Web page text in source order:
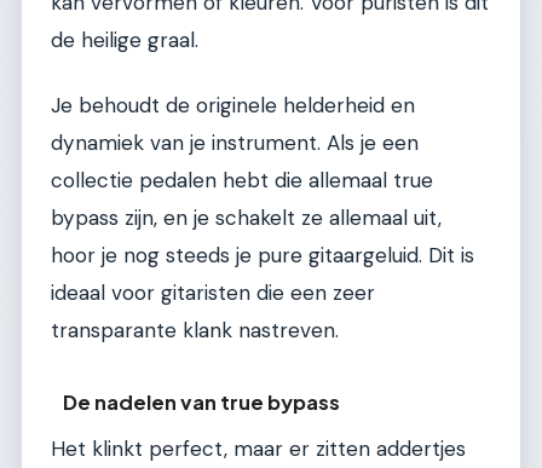
de heilige graal.
Je behoudt de originele helderheid en
dynamiek van je instrument. Als je een
collectie pedalen hebt die allemaal true
bypass zijn, en je schakelt ze allemaal uit,
hoor je nog steeds je pure gitaargeluid. Dit is
ideaal voor gitaristen die een zeer
transparante klank nastreven.
De nadelen van true bypass
Het klinkt perfect, maar er zitten addertjes